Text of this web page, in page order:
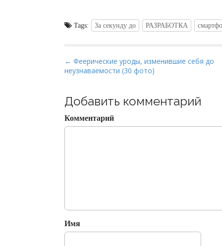
Tags: За секунду до РАЗРАБОТКА
P
o
t
n
a
n
← Феерические уроды, изменившие себя до
неузнаваемости (30 фото)
Добавить комментарий
Комментарий
Имя